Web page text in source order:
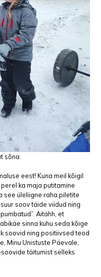
sõna:
eest! Kuna meil kõigil
ka maja putitamine
see üleliigne raha piletite
soov täide viidud ning
Aitähh, et
sinna kuhu seda kõige
soovid ning positiivsed teod
Minu Unistuste Päevale,
täitumist selleks